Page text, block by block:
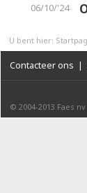
06/10/'24
U bent hier:
Contacteer ons |
© 2004-2013 Faes nv